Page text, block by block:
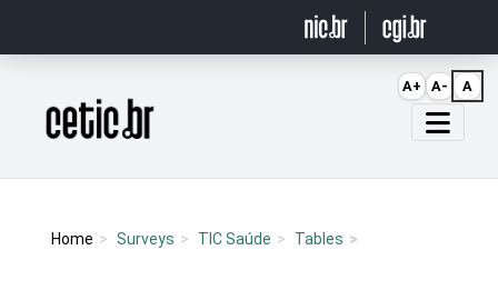
Página inicial
Home Surveys TIC Saúde Tables
A+ A- A